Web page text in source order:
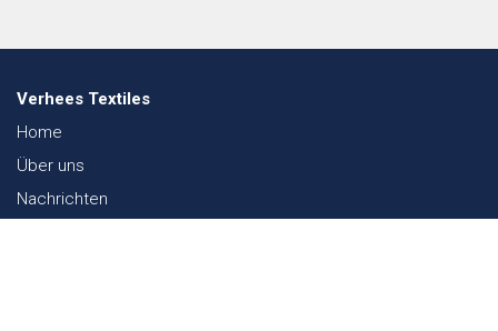
Verhees Textiles
Home
Über uns
Nachrichten